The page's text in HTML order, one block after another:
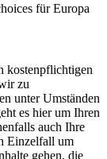
für Europa
kostenpflichtigen
zu
unter Umständen
es hier um Ihren
auch Ihre
Einzelfall um
gehen, die